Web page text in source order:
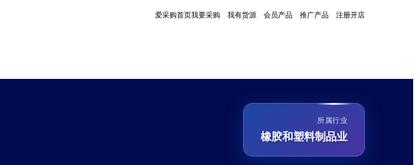
爱采购首页我要采购 我有货源 会员产品 推广产品 注册开店
所属行业
橡胶和塑料制品业